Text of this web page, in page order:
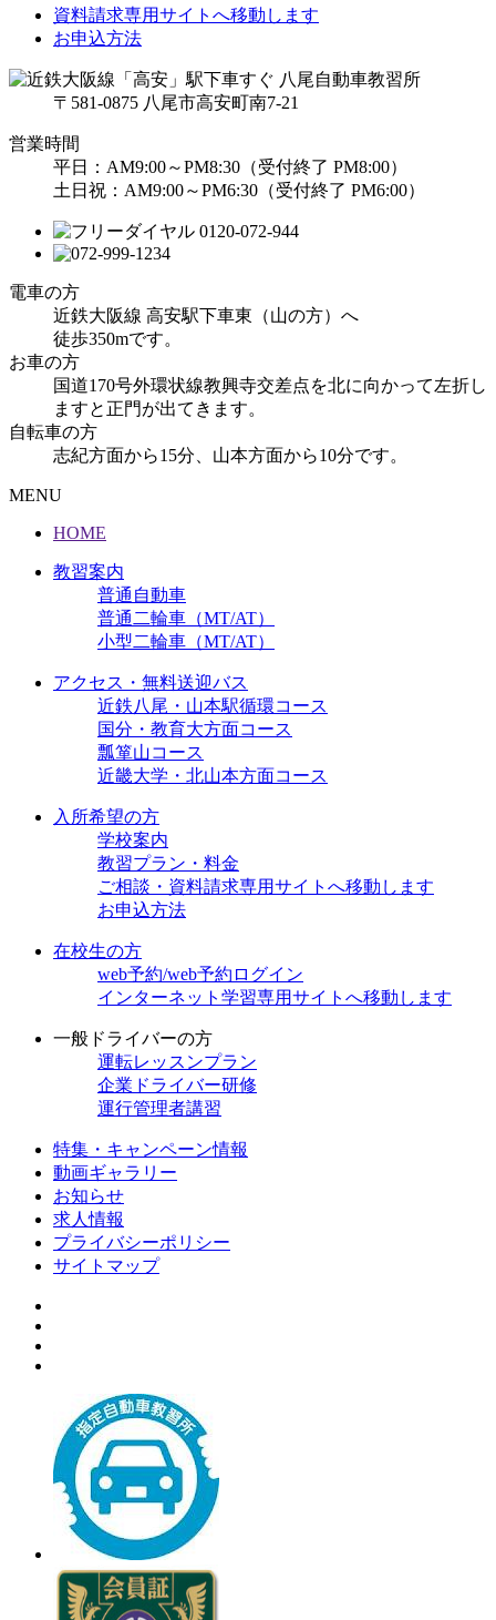
資料請求専用サイトへ移動します
お申込方法
〒581-0875 八尾市高安町南7-21
営業時間
平日：AM9:00～PM8:30（受付終了 PM8:00）
土日祝：AM9:00～PM6:30（受付終了 PM6:00）
電車の方
近鉄大阪線 高安駅下車東（山の方）へ
徒歩350mです。
お車の方
国道170号外環状線教興寺交差点を北に向かって左折し
ますと正門が出てきます。
自転車の方
志紀方面から15分、山本方面から10分です。
MENU
HOME
教習案内
普通自動車
普通二輪車（MT/AT）
小型二輪車（MT/AT）
アクセス・無料送迎バス
近鉄八尾・山本駅循環コース
国分・教育大方面コース
瓢箪山コース
近畿大学・北山本方面コース
入所希望の方
学校案内
教習プラン・料金
ご相談・資料請求専用サイトへ移動します
お申込方法
在校生の方
web予約/web予約ログイン
インターネット学習専用サイトへ移動します
一般ドライバーの方
運転レッスンプラン
企業ドライバー研修
運行管理者講習
特集・キャンペーン情報
動画ギャラリー
お知らせ
求人情報
プライバシーポリシー
サイトマップ